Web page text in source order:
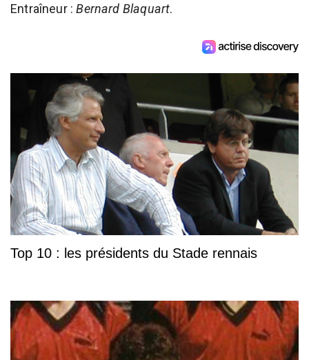
Entraîneur :Bernard Blaquart.
Top 10 : les présidents du Stade rennais